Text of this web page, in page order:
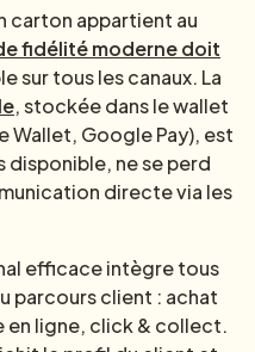
carton appartient au
fidélité moderne doit
sur tous les canaux. La
, stockée dans le wallet
Wallet, Google Pay), est
disponible, ne se perd
directe via les
efficace intègre tous
parcours client : achat
en ligne, click & collect.